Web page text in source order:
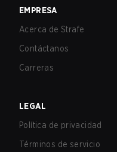
EMPRESA
Acerca de Strafe
Contáctanos
Carreras
LEGAL
Política de privacidad
Términos de servicio